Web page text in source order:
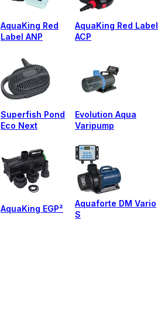
AquaKing Red
Label ANP
AquaKing Red Label
ACP
Superfish Pond
Eco Next
Evolution Aqua
Varipump
AquaKing EGP²
Aquaforte DM Vario
S